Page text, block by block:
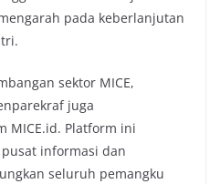
pada keberlanjutan
sektor MICE,
juga
MICE.id. Platform ini
informasi dan
seluruh pemangku